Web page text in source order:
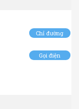
Chỉ đường
Gọi điện